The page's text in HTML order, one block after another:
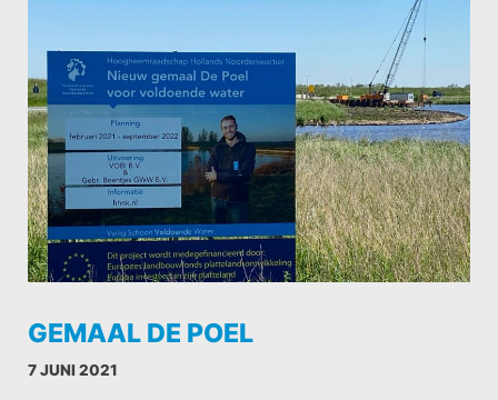
GEMAAL DE POEL
7 JUNI 2021